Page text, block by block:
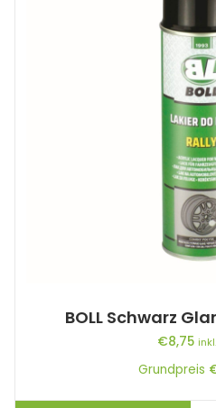
BOLL Schwarz
€8,75
Grundpreis